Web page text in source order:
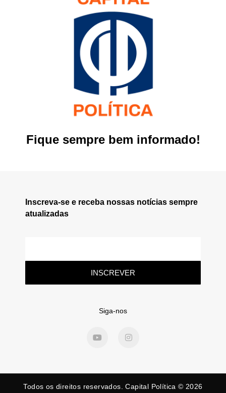
Fique sempre bem informado!
Inscreva-se e receba nossas notícias sempre
atualizadas
INSCREVER
Siga-nos
Todos os direitos reservados. Capital Política © 2026